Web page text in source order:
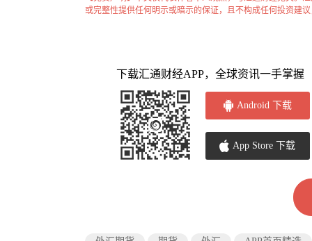
或完整性提供任何明示或暗示的保证，且不构成任何投资建
下载汇通财经APP，全球资讯一手掌握
Android 下载
App Store 下载